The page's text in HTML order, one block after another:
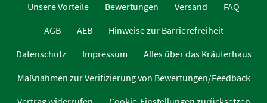
Unsere Vorteile Bewertungen Versand
FAQ
AGB
AEB
Hinweise zur Barrierefreiheit
Datenschutz
Impressum
Alles über das Kräuterhaus
Maßnahmen zur Verifizierung von Bewertungen/Feedback